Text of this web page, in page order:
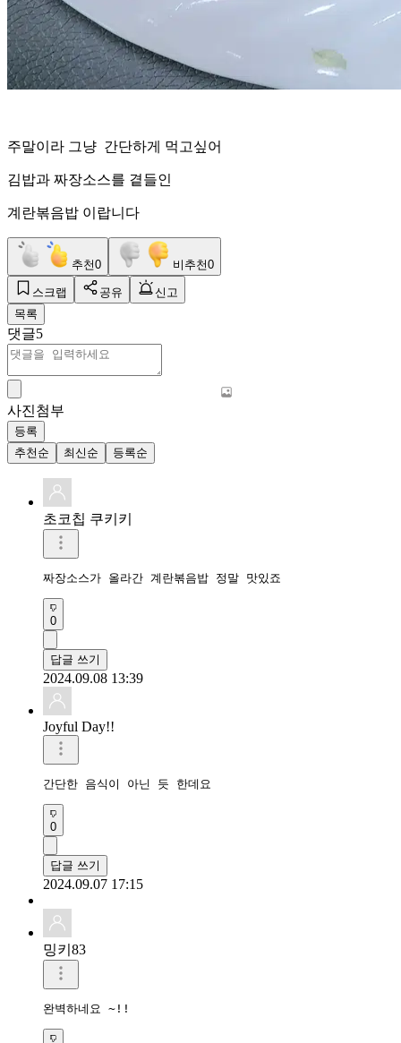
주말이라 그냥 간단하게 먹고싶어
김밥과 짜장소스를 곁들인
계란볶음밥 이랍니다
추천0 비추천0
스크랩 공유
신고
목록
댓글5
사진첨부
등록
추천순
최신순 등록순
초코칩 쿠키키
짜장소스가 올라간 계란볶음밥 정말 맛있죠
0
답글 쓰기
2024.09.08 13:39
Joyful Day!!
간단한 음식이 아닌 듯 한데요
0
답글 쓰기
2024.09.07 17:15
밍키83
완벽하네요 ~!!